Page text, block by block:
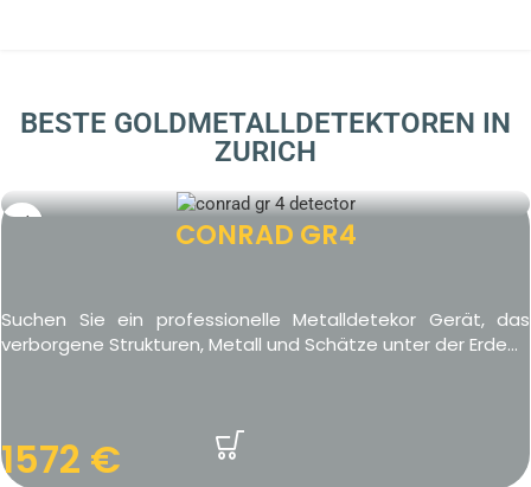
BESTE GOLDMETALLDETEKTOREN IN
ZURICH
CONRAD GR4
Suchen Sie ein professionelle Metalldetekor Gerät, das
verborgene Strukturen, Metall und Schätze unter der Erde...
1572 €